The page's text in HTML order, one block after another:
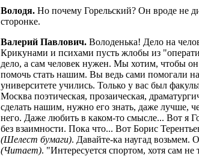
Володя. Но почему Горельский? Он вроде не
сторонке.
Валерий Павлович. Володенька! Дело на
Крикунами и психами пусть жлобы из
дело, а сам человек нужен. Мы хотим, чтобы
помочь стать нашим. Вы ведь сами помогали
университете учились. Только у вас был
Москва поэтическая, прозаическая,
сделать нашим, нужно его знать, даже лучше,
него. Даже любить в каком-то смысле... Вот я
без взаимности. Пока что... Вот Борис
(Шелест бумаги). Давайте-ка наугад возьмем.
(Читает). "Интересуется спортом, хотя сам не